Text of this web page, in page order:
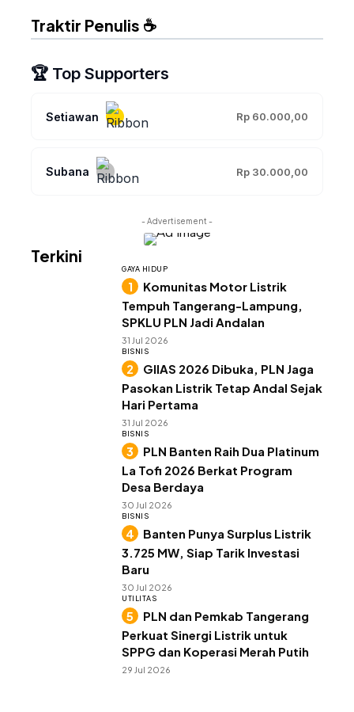
Traktir Penulis ☕
🏆 Top Supporters
Setiawan Rp 60.000,00
Subana Rp 30.000,00
- Advertisement -
Terkini
GAYA HIDUP
Komunitas Motor Listrik
Tempuh Tangerang-Lampung,
SPKLU PLN Jadi Andalan
31 Jul 2026
BISNIS
GIIAS 2026 Dibuka, PLN Jaga
Pasokan Listrik Tetap Andal Sejak
Hari Pertama
31 Jul 2026
BISNIS
PLN Banten Raih Dua Platinum
La Tofi 2026 Berkat Program
Desa Berdaya
30 Jul 2026
BISNIS
Banten Punya Surplus Listrik
3.725 MW, Siap Tarik Investasi
Baru
30 Jul 2026
UTILITAS
PLN dan Pemkab Tangerang
Perkuat Sinergi Listrik untuk
SPPG dan Koperasi Merah Putih
29 Jul 2026